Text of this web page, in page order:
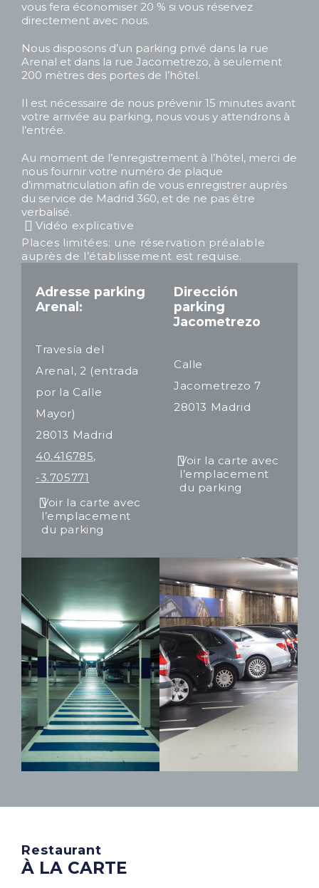
vous fera économiser 20 % si vous réservez
directement avec nous.
Nous disposons d’un parking privé dans la rue
Arenal et dans la rue Jacometrezo, à seulement
200 mètres des portes de l’hôtel.
Il est nécessaire de nous prévenir 15 minutes avant
votre arrivée au parking, nous vous y attendrons à
l’entrée.
Au moment de l’enregistrement à l’hôtel, merci de
nous fournir votre numéro de plaque
d’immatriculation afin de vous enregistrer auprès
du service de Madrid 360, et de ne pas être
verbalisé.
Vidéo explicative
Places limitées: une réservation préalable
auprès de l’établissement est requise.
Adresse parking
Arenal:
Travesía del
Arenal, 2 (entrada
por la Calle
Mayor)
28013 Madrid
40.416785,
-3.705771
Voir la carte avec
l’emplacement
du parking
Dirección
parking
Jacometrezo
Calle
Jacometrezo 7
28013 Madrid
Voir la carte avec
l’emplacement
du parking
Restaurant
À LA CARTE